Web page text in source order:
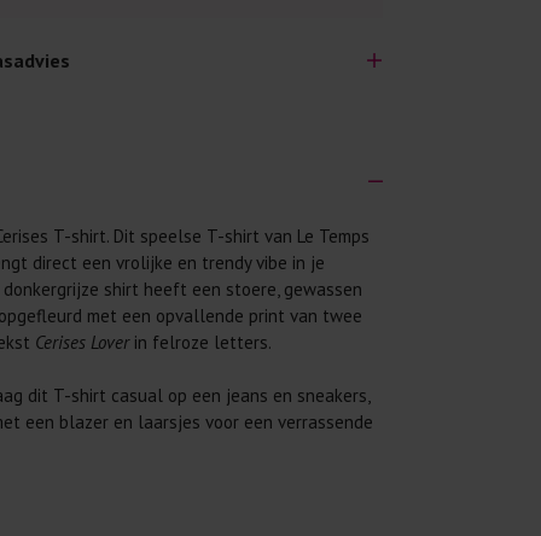
lang plezier hebben van je nieuwe kleding.
wij een aantal algemene was-tips:
even het was-etiket.
buiten. Dat beschermt de
met wasmiddel. Per kledingstuk is een drupje
T-shirt. Dit speelse T-shirt van Le Temps
direct een vrolijke en trendy vibe in je
donkergrijze shirt heeft een stoere, gewassen
met een opvallende print van twee
Cerises Loverin felroze letters.
dit T-shirt casual op een jeans en sneakers,
een blazer en laarsjes voor een verrassende